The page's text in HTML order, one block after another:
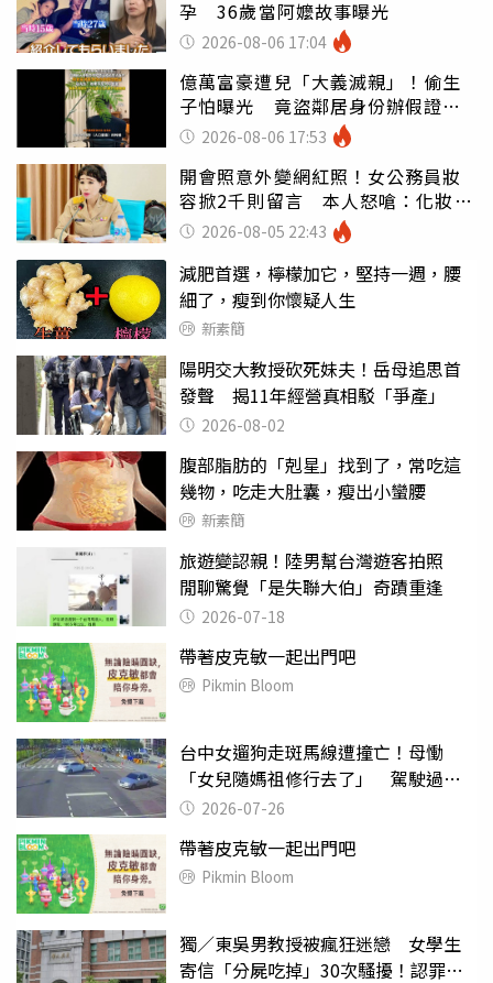
孕 36歲當阿嬤故事曝光
2026-08-06 17:04
億萬富豪遭兒「大義滅親」！偷生
子怕曝光 竟盜鄰居身份辦假證落
戶 2026-08-06 17:53
開會照意外變網紅照！女公務員妝
容掀2千則留言 本人怒嗆：化妝有
錯嗎2026-08-05 22:43
減肥首選，檸檬加它，堅持一週，腰
細了，瘦到你懷疑人生
新素簡
陽明交大教授砍死妹夫！岳母追思首
發聲 揭11年經營真相駁「爭產」
2026-08-02
腹部脂肪的「剋星」找到了，常吃這
幾物，吃走大肚囊，瘦出小蠻腰
新素簡
旅遊變認親！陸男幫台灣遊客拍照
閒聊驚覺「是失聯大伯」奇蹟重逢
2026-07-18
帶著皮克敏一起出門吧
Pikmin Bloom
台中女遛狗走斑馬線遭撞亡！母慟
「女兒隨媽祖修行去了」 駕駛過失
致死判9月
2026-07-26
帶著皮克敏一起出門吧
Pikmin Bloom
獨／東吳男教授被瘋狂迷戀 女學生
寄信「分屍吃掉」30次騷擾！認罪免